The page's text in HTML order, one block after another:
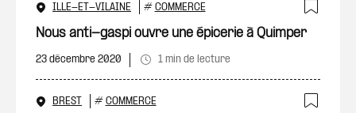
ILLE-ET-VILAINE # COMMERCE
Nous anti-gaspi ouvre une épicerie à Quimper
23 décembre 2020 1 min de lecture
BREST # COMMERCE